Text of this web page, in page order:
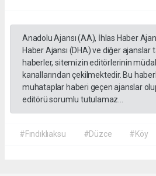
Anadolu Ajansı (AA), İhlas Haber
Haber Ajansı (DHA) ve diğer
haberler, sitemizin editörlerinin
kanallarından çekilmektedir. Bu
muhataplar haberi geçen ajanslar
editörü sorumlu tutulamaz...
#Fındıklıaksu #Düzce #Köy